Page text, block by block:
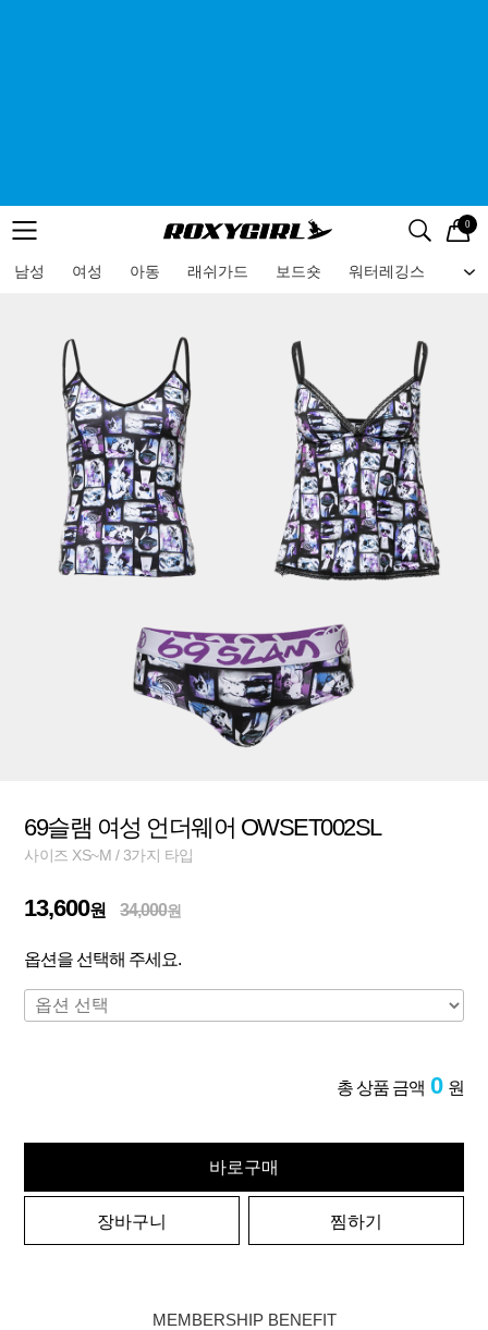
메뉴 검색
로고 0
남성 여성 아동 래쉬가드 보드숏 워터레깅스 비
메뉴
69슬램 여성 언더웨어 OWSET002SL
사이즈 XS~M / 3가지 타입
13,600원 34,000원
옵션을 선택해 주세요.
총 상품 금액 0 원
바로구매
장바구니 찜하기
MEMBERSHIP BENEFIT